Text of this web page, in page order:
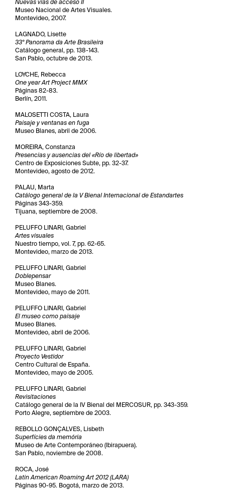
Nuevas vías de acceso II
Museo Nacional de Artes Visuales.
Montevideo, 2007.
LAGNADO, Lisette
33º Panorama da Arte Brasileira
Catálogo general, pp. 138-143.
San Pablo, octubre de 2013.
LOYCHE, Rebecca
One year Art Project MMX
Páginas 82-83.
Berlín, 2011.
MALOSETTI COSTA, Laura
Paisaje y ventanas en fuga
Museo Blanes, abril de 2006.
MOREIRA, Constanza
Presencias y ausencias del «Río de libertad»
Centro de Exposiciones Subte, pp. 32-37.
Montevideo, agosto de 2012.
PALAU, Marta
Catálogo general de la V Bienal Internacional de Estandartes
Páginas 343-359.
Tijuana, septiembre de 2008.
PELUFFO LINARI, Gabriel
Artes visuales
Nuestro tiempo, vol. 7, pp. 62-65.
Montevideo, marzo de 2013.
PELUFFO LINARI, Gabriel
Doblepensar
Museo Blanes.
Montevideo, mayo de 2011.
PELUFFO LINARI, Gabriel
El museo como paisaje
Museo Blanes.
Montevideo, abril de 2006.
PELUFFO LINARI, Gabriel
Proyecto Vestidor
Centro Cultural de España.
Montevideo, mayo de 2005.
PELUFFO LINARI, Gabriel
Revisitaciones
Catálogo general de la IV Bienal del MERCOSUR, pp. 343-359.
Porto Alegre, septiembre de 2003.
REBOLLO GONÇALVES, Lisbeth
Superfícies da memória
Museo de Arte Contemporáneo (Ibirapuera).
San Pablo, noviembre de 2008.
ROCA, José
Latin American Roaming Art 2012 (LARA)
Páginas 90-95. Bogotá, marzo de 2013.